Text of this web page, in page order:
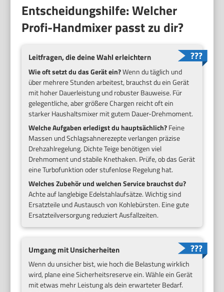
Entscheidungshilfe: Welcher
Profi-Handmixer passt zu dir?
Leitfragen, die deine Wahl erleichtern
Wie oft setzt du das Gerät ein?Wenn du täglich und
über mehrere Stunden arbeitest, brauchst du ein Gerät
mit hoher Dauerleistung und robuster Bauweise. Für
gelegentliche, aber größere Chargen reicht oft ein
starker Haushaltsmixer mit gutem Dauer-Drehmoment.
Welche Aufgaben erledigst du hauptsächlich?Feine
Massen und Schlagsahnerezepte verlangen präzise
Drehzahlregelung. Dichte Teige benötigen viel
Drehmoment und stabile Knethaken. Prüfe, ob das Gerät
eine Turbofunktion oder stufenlose Regelung hat.
Welches Zubehör und welchen Service brauchst du?
Achte auf langlebige Edelstahlaufsätze. Wichtig sind
Ersatzteile und Austausch von Kohlebürsten. Eine gute
Ersatzteilversorgung reduziert Ausfallzeiten.
Umgang mit Unsicherheiten
Wenn du unsicher bist, wie hoch die Belastung wirklich
wird, plane eine Sicherheitsreserve ein. Wähle ein Gerät
mit etwas mehr Leistung als dein erwarteter Bedarf.